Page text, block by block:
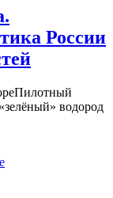
России
водород